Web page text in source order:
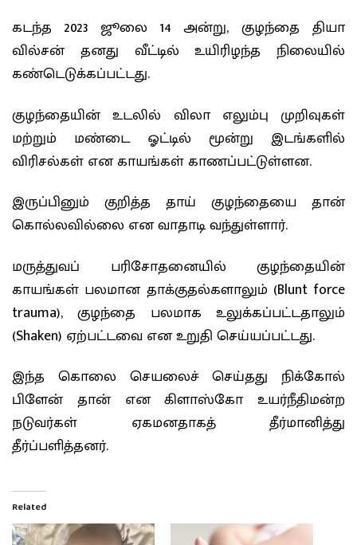
கடந்த 2023 ஜூலை 14 அன்று, குழந்தை தியா
வில்சன் தனது வீட்டில் உயிரிழந்த நிலையில்
கண்டெடுக்கப்பட்டது.
குழந்தையின் உடலில் விலா எலும்பு முறிவுகள்
மற்றும் மண்டை ஓட்டில் மூன்று இடங்களில்
விரிசல்கள் என காயங்கள் காணப்பட்டுள்ளன.
இருப்பினும் குறித்த தாய் குழந்தையை தான்
கொல்லவில்லை என வாதாடி வந்துள்ளார்.
மருத்துவப் பரிசோதனையில் குழந்தையின்
காயங்கள் பலமான தாக்குதல்களாலும் (Blunt force
trauma), குழந்தை பலமாக உலுக்கப்பட்டதாலும்
(Shaken) ஏற்பட்டவை என உறுதி செய்யப்பட்டது.
இந்த கொலை செயலைச் செய்தது நிக்கோல்
பிளேன் தான் என கிளாஸ்கோ உயர்நீதிமன்ற
நடுவர்கள் ஏகமனதாகத் தீர்மானித்து
தீர்ப்பளித்தனர்.
Related